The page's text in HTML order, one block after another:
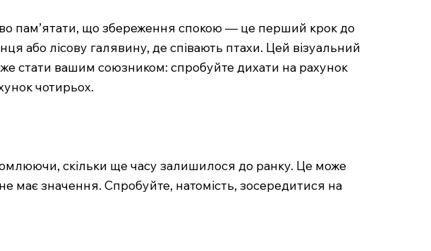
пам’ятати, що збереження спокою — це перший крок до
або лісову галявину, де співають птахи. Цей візуальний
стати вашим союзником: спробуйте дихати на рахунок
чотирьох.
скільки ще часу залишилося до ранку. Це може
має значення. Спробуйте, натомість, зосередитися на